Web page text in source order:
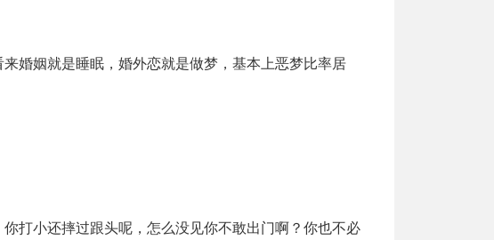
婚姻就是睡眠，婚外恋就是做梦，基本上恶梦比率居
打小还摔过跟头呢，怎么没见你不敢出门啊？你也不必